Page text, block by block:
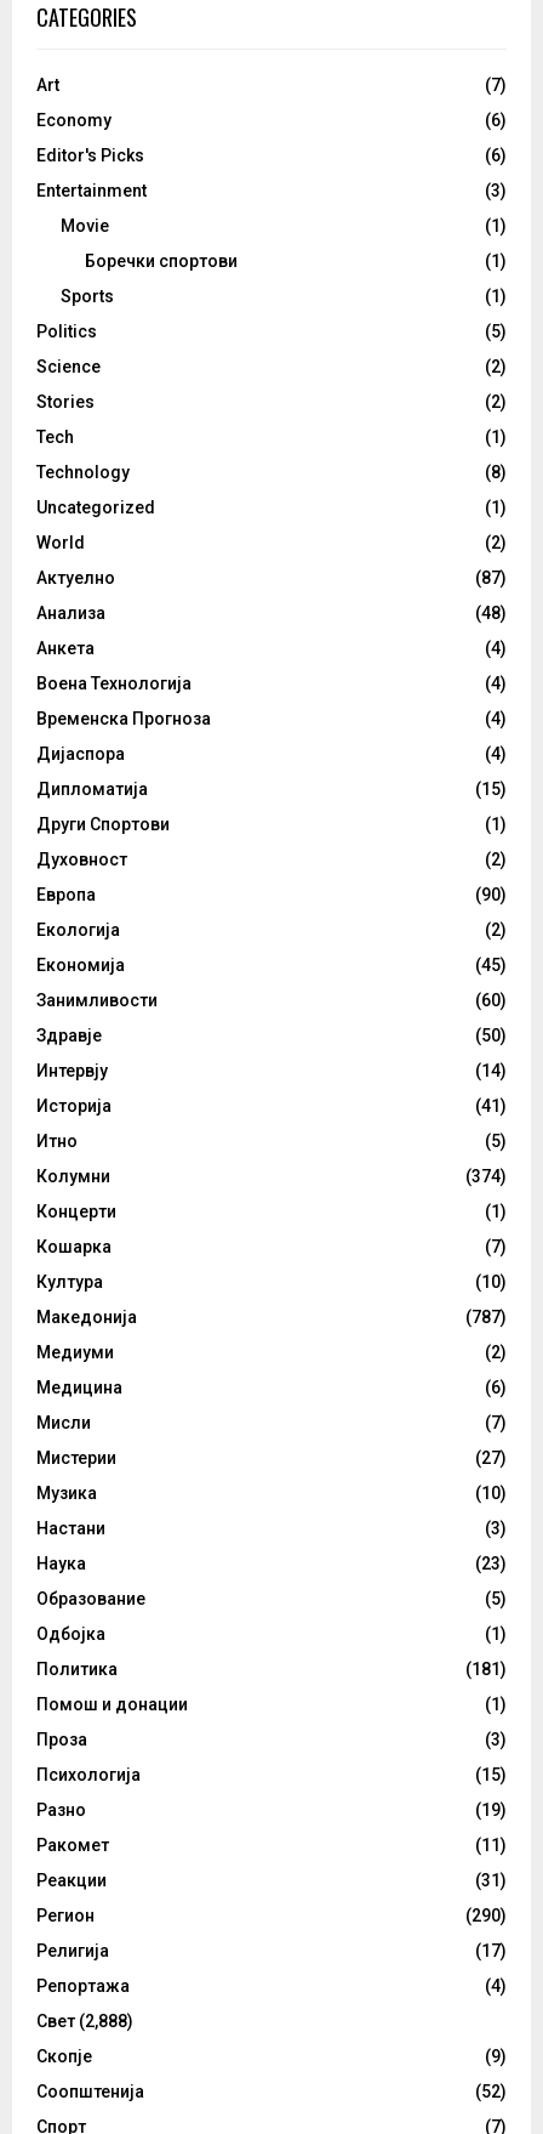
CATEGORIES
Art
(7)
Economy
(6)
Editor's Picks
(6)
Entertainment
(3)
Movie
(1)
Боречки спортови
(1)
Sports
(1)
Politics
(5)
Science
(2)
Stories
(2)
Tech
(1)
Technology
(8)
Uncategorized
(1)
World
(2)
Актуелно
(87)
Анализа
(48)
Анкета
(4)
Воена Технологија
(4)
Временска Прогноза
(4)
Дијаспора
(4)
Дипломатија
(15)
Други Спортови
(1)
Духовност
(2)
Европа
(90)
Екологија
(2)
Економија
(45)
Занимливости
(60)
Здравје
(50)
Интервју
(14)
Историја
(41)
Итно
(5)
Колумни
(374)
Концерти
(1)
Кошарка
(7)
Култура
(10)
Македонија
(787)
Медиуми
(2)
Медицина
(6)
Мисли
(7)
Мистерии
(27)
Музика
(10)
Настани
(3)
Наука
(23)
Образование
(5)
Одбојка
(1)
Политика
(181)
Помош и донации
(1)
Проза
(3)
Психологија
(15)
Разно
(19)
Ракомет
(11)
Реакции
(31)
Регион
(290)
Религија
(17)
Репортажа
(4)
Свет (2,888)
Скопје
(9)
Соопштенија
(52)
Спорт
(7)